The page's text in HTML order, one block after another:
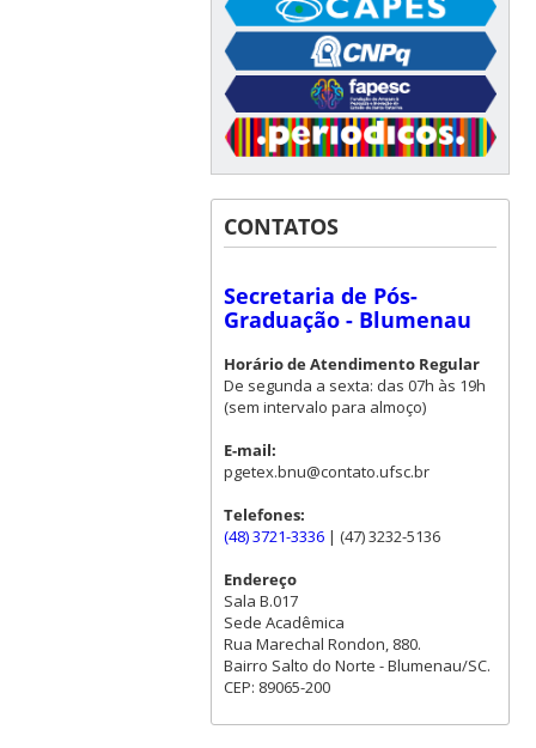
CONTATOS
Secretaria de Pós-
Graduação - Blumenau
Horário de Atendimento Regular
De segunda a sexta: das 07h às 19h
(sem intervalo para almoço)
E-mail:
pgetex.bnu@contato.ufsc.br
Telefones:
(48) 3721-3336| (47) 3232-5136
Endereço
Sala B.017
Sede Acadêmica
Rua Marechal Rondon, 880.
Bairro Salto do Norte - Blumenau/SC.
CEP: 89065-200